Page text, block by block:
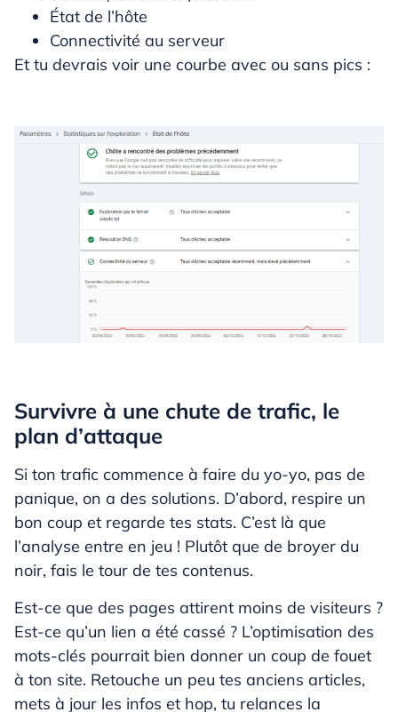
État de l’hôte
Connectivité au serveur
Et tu devrais voir une courbe avec ou sans pics :
Survivre à une chute de trafic, le
plan d’attaque
Si ton trafic commence à faire du yo-yo, pas de
panique, on a des solutions. D’abord, respire un
bon coup et regarde tes stats. C’est là que
l’analyse entre en jeu ! Plutôt que de broyer du
noir, fais le tour de tes contenus.
Est-ce que des pages attirent moins de visiteurs ?
Est-ce qu’un lien a été cassé ? L’optimisation des
mots-clés pourrait bien donner un coup de fouet
à ton site. Retouche un peu tes anciens articles,
mets à jour les infos et hop, tu relances la